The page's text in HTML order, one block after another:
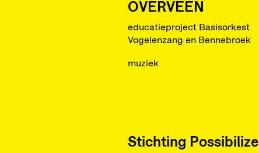
OVERVEEN
educatieproject Basisorkest
Vogelenzang en Bennebroek
muziek
Stichting Possibilize